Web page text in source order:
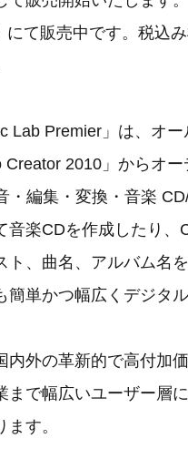
にて販売中です。税込
Lab Premier」は、オ
2010」からオ
・編集・変換・音楽
音楽CDを作成したり
ト、曲名、アルバム名
単かつ幅広くデジタ
内外の革新的で高付加
まで幅広いユーザー層
す。